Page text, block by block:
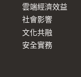
雲端經濟效益
社會影響
文化共融
安全實務